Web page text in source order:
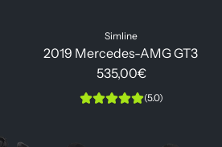
Simline
2019 Mercedes-AMG GT3
535,00€
(5.0)